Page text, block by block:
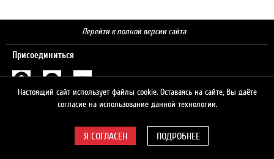
Перейти к полной версии сайта
Присоединиться
Настоящий сайт использует файлы cookie. Оставаясь на сайте, Вы даёте
согласие на использование данной технологии.
ПОДРОБНЕЕ